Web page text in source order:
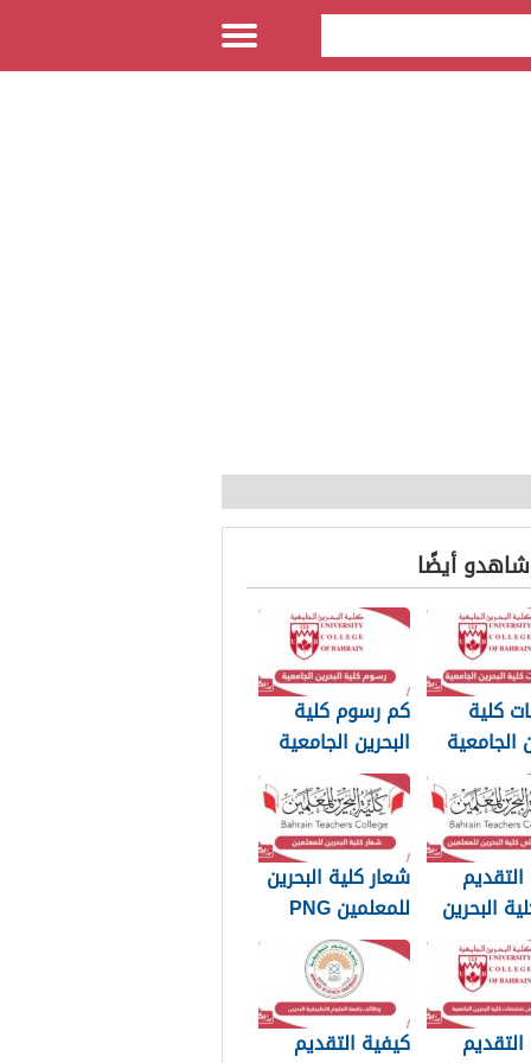
شاهدو أيضًا
كلية
الجامعية
كم رسوم كلية
البحرين الجامعية
2025
البحرين
شعار كلية البحرين
للمعلمين PNG
بجودة عالية 2025
كيفية التقديم